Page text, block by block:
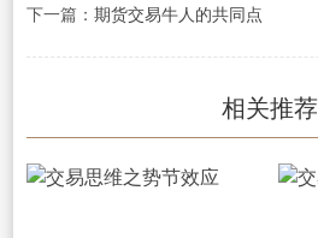
下一篇： 期货交易牛人的共同点
相关推荐